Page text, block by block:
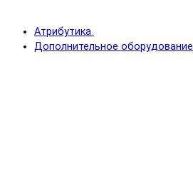
Атрибутика
Дополнительное оборудование